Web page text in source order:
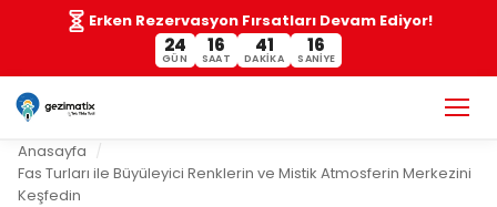
Erken Rezervasyon Fırsatları Devam Ediyor!
24
GÜN
16
SAAT
41
DAKIKA
16
SANIYE
Anasayfa
Fas Turları ile Büyüleyici Renklerin ve Mistik Atmosferin Merkezini
Keşfedin